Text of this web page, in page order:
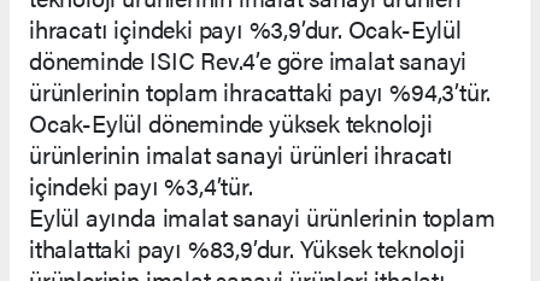
ihracatı içindeki payı %3,9’dur. Ocak-Eylül
döneminde ISIC Rev.4’e göre imalat sanayi
ürünlerinin toplam ihracattaki payı %94,3’tür.
Ocak-Eylül döneminde yüksek teknoloji
ürünlerinin imalat sanayi ürünleri ihracatı
içindeki payı %3,4’tür.
Eylül ayında imalat sanayi ürünlerinin toplam
ithalattaki payı %83,9’dur. Yüksek teknoloji